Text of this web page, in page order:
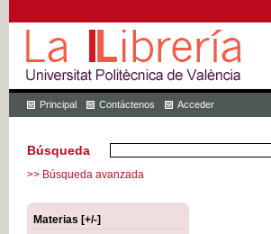
Principal Contáctenos Acceder
Búsqueda
>> Búsqueda avanzada
Materias [+/-]